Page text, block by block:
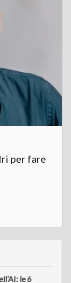
per fare
le 6